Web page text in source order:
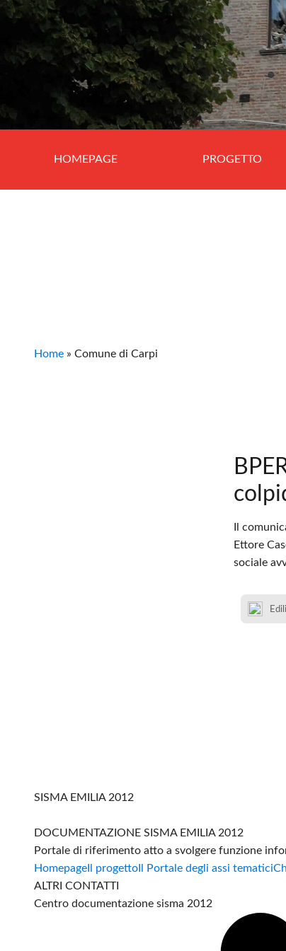
HOMEPAGE PROGETTO
Home » Comune di Carpi
Il
Ettore
sociale
SISMA EMILIA 2012
DOCUMENTAZIONE SISMA EMILIA 2012
Portale di riferimento atto a svolgere funzione
Homepage Il progetto Il Portale degli assi tematici
ALTRI CONTATTI
Centro documentazione sisma 2012